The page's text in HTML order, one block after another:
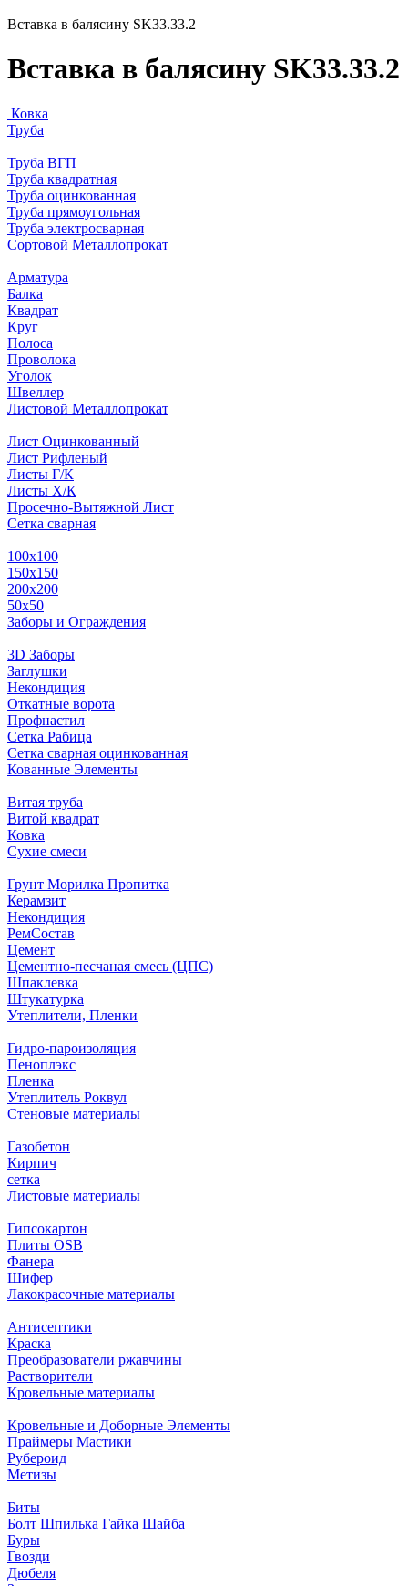
Вставка в балясину SK33.33.2
Вставка в балясину SK33.33.2
Ковка
Труба
Труба ВГП
Труба квадратная
Труба оцинкованная
Труба прямоугольная
Труба электросварная
Сортовой Металлопрокат
Арматура
Балка
Квадрат
Круг
Полоса
Проволока
Уголок
Швеллер
Листовой Металлопрокат
Лист Оцинкованный
Лист Рифленый
Листы Г/К
Листы Х/К
Просечно-Вытяжной Лист
Сетка сварная
100х100
150х150
200х200
50х50
Заборы и Ограждения
3D Заборы
Заглушки
Некондиция
Откатные ворота
Профнастил
Сетка Рабица
Сетка сварная оцинкованная
Кованные Элементы
Витая труба
Витой квадрат
Ковка
Сухие смеси
Грунт Морилка Пропитка
Керамзит
Некондиция
РемСостав
Цемент
Цементно-песчаная смесь (ЦПС)
Шпаклевка
Штукатурка
Утеплители, Пленки
Гидро-пароизоляция
Пеноплэкс
Пленка
Утеплитель Роквул
Стеновые материалы
Газобетон
Кирпич
сетка
Листовые материалы
Гипсокартон
Плиты ОSB
Фанера
Шифер
Лакокрасочные материалы
Антисептики
Краска
Преобразователи ржавчины
Растворители
Кровельные материалы
Кровельные и Доборные Элементы
Праймеры Мастики
Рубероид
Метизы
Биты
Болт Шпилька Гайка Шайба
Буры
Гвозди
Дюбеля